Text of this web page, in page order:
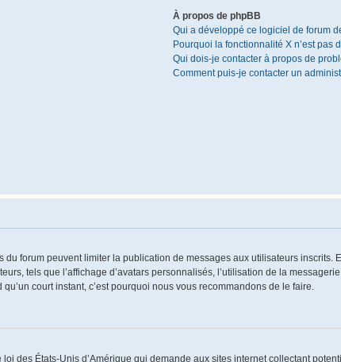
À propos de phpBB
Qui a développé ce logiciel de forum
Pourquoi la fonctionnalité X n’est pas
Qui dois-je contacter à propos de
Comment puis-je contacter un
du forum peuvent limiter la publication de messages aux utilisateurs
tels que l’affichage d’avatars personnalisés, l’utilisation de la
court instant, c’est pourquoi nous vous recommandons de le faire.
des États-Unis d’Amérique qui demande aux sites internet collectant